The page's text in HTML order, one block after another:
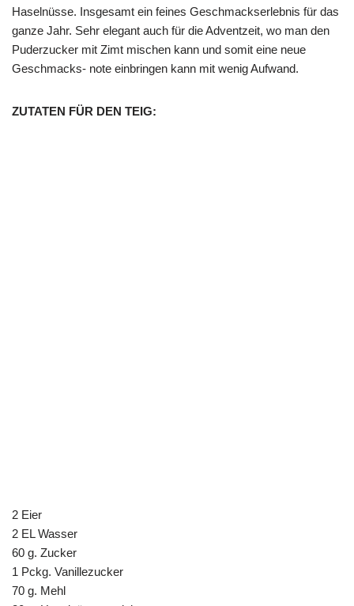
Haselnüsse. Insgesamt ein feines Geschmackserlebnis für das
ganze Jahr. Sehr elegant auch für die Adventzeit, wo man den
Puderzucker mit Zimt mischen kann und somit eine neue
Geschmacks- note einbringen kann mit wenig Aufwand.
ZUTATEN FÜR DEN TEIG:
2 Eier
2 EL Wasser
60 g. Zucker
1 Pckg. Vanillezucker
70 g. Mehl